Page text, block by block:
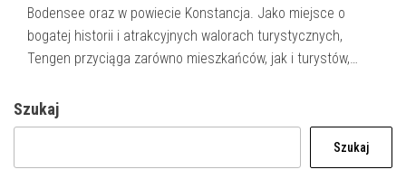
Bodensee oraz w powiecie Konstancja. Jako miejsce o
bogatej historii i atrakcyjnych walorach turystycznych,
Tengen przyciąga zarówno mieszkańców, jak i turystów,…
Szukaj
Szukaj